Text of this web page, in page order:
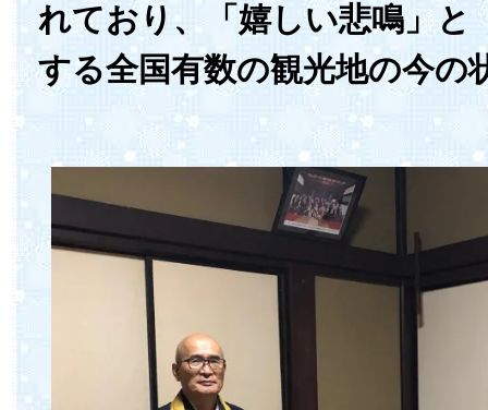
れており、「嬉しい悲鳴」と
する全国有数の観光地の今の